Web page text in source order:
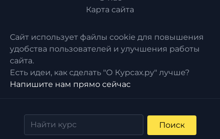
Карта сайта
Сайт использует файлы cookie для повышения
удобства пользователей и улучшения работы
сайта.
Есть идеи, как сделать "О Курсах.ру" лучше?
Напишите нам прямо сейчас
Поиск